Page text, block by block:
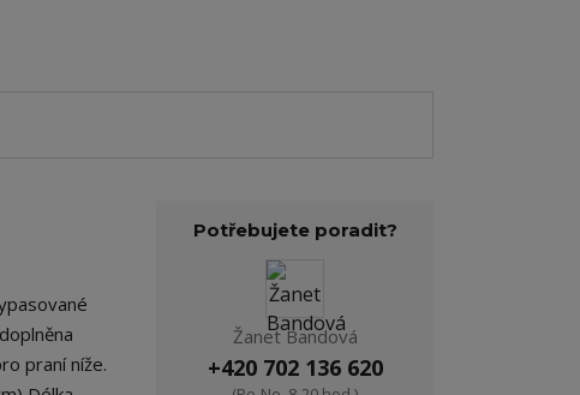
praní níže.
Potřebujete poradit?
Žanet Bandová
+420 702 136 620